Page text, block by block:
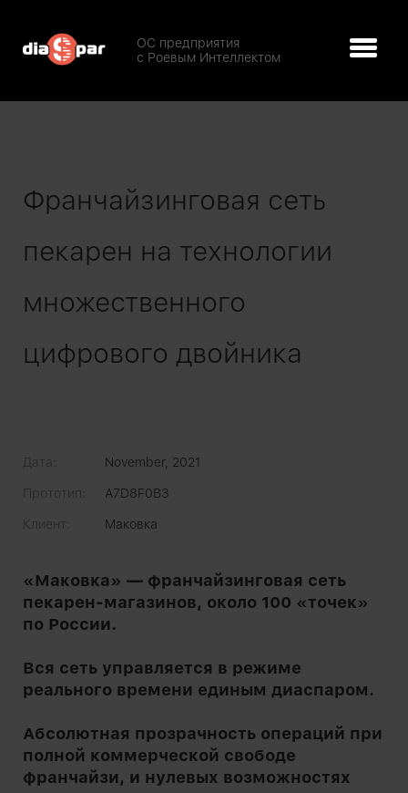
ОС предприятия
с Роевым Интеллектом
Франчайзинговая сеть
пекарен на технологии
множественного
цифрового двойника
Дата: November, 2021
Прототип: А7D8F0B3
Клиент: Маковка
«Маковка» — франчайзинговая сеть
пекарен-магазинов, около 100 «точек»
по России.
Вся сеть управляется в режиме
реального времени единым диаспаром.
Абсолютная прозрачность операций при
полной коммерческой свободе
франчайзи, и нулевых возможностях